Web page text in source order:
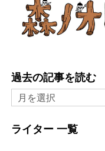
過去の記事を読む
月を選択
ライター 一覧